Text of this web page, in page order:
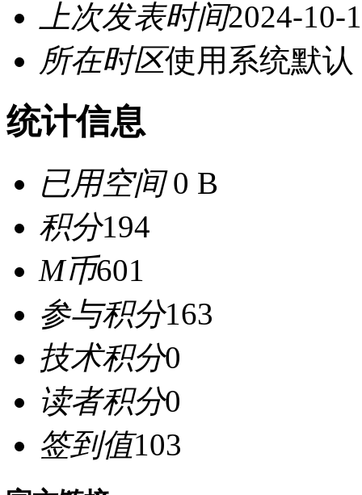
上次发表时间2024-10-
所在时区使用系统默认
统计信息
已用空间0 B
积分194
M币601
参与积分163
技术积分0
读者积分0
签到值103